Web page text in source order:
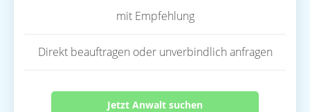
mit Empfehlung
Direkt beauftragen oder unverbindlich anfragen
Jetzt Anwalt suchen